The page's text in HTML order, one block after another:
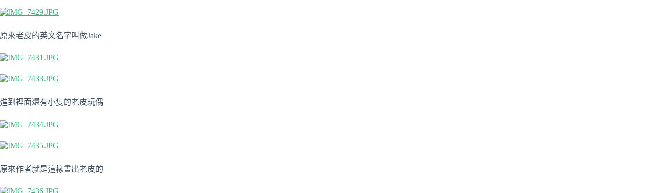
原來老皮的英文名字叫做Jake
進到裡面還有小隻的老皮玩偶
原來作者就是這樣畫出老皮的